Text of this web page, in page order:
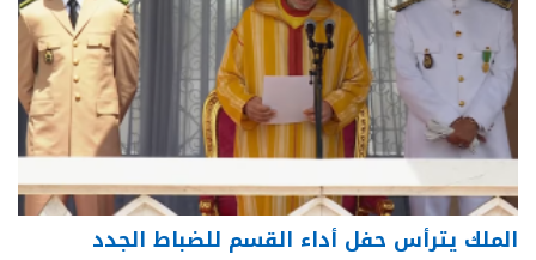
الملك يترأس حفل أداء القسم للضباط الجدد